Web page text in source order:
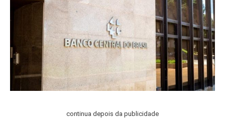
continua depois da publicidade